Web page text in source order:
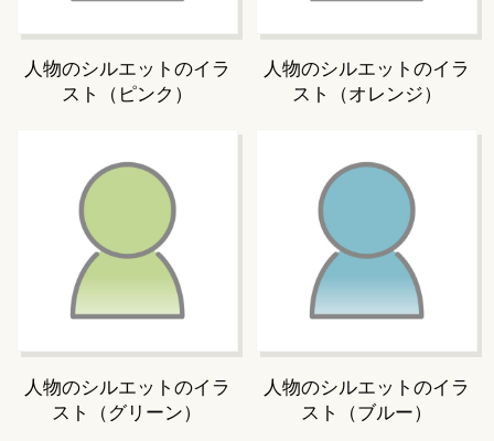
人物のシルエットのイラ
スト（ピンク）
人物のシルエットのイラ
スト（オレンジ）
人物のシルエットのイラ
スト（グリーン）
人物のシルエットのイラ
スト（ブルー）